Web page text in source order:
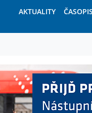
AKTUALITY ČASOPIS